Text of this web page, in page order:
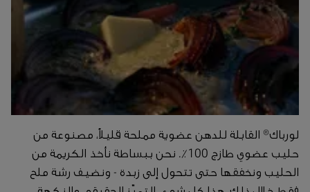
لورباك® القابلة للدهن عضوية مملحة قليلاً، مصنوعة من
حليب عضوي طازج 100٪. نحن ببساطة نأخذ الكريمة من
الحليب ونخفقها حتى تتحول إلى زبدة - ونضيف رشة ملح